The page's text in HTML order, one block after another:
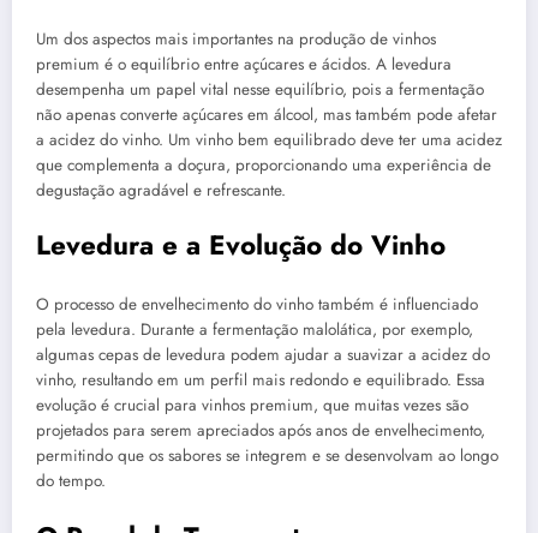
Um dos aspectos mais importantes na produção de vinhos
premium é o equilíbrio entre açúcares e ácidos. A levedura
desempenha um papel vital nesse equilíbrio, pois a fermentação
não apenas converte açúcares em álcool, mas também pode afetar
a acidez do vinho. Um vinho bem equilibrado deve ter uma acidez
que complementa a doçura, proporcionando uma experiência de
degustação agradável e refrescante.
Levedura e a Evolução do Vinho
O processo de envelhecimento do vinho também é influenciado
pela levedura. Durante a fermentação malolática, por exemplo,
algumas cepas de levedura podem ajudar a suavizar a acidez do
vinho, resultando em um perfil mais redondo e equilibrado. Essa
evolução é crucial para vinhos premium, que muitas vezes são
projetados para serem apreciados após anos de envelhecimento,
permitindo que os sabores se integrem e se desenvolvam ao longo
do tempo.